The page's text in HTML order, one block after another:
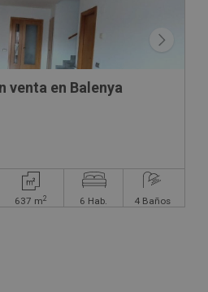
venta en Balenya
637 m2 6 Hab. 4 Baños